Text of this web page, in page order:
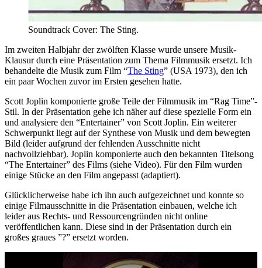
Soundtrack Cover: The Sting.
Im zweiten Halbjahr der zwölften Klasse wurde unsere Musik-
Klausur durch eine Präsentation zum Thema Filmmusik ersetzt. Ich
behandelte die Musik zum Film “The Sting” (USA 1973), den ich
ein paar Wochen zuvor im Ersten gesehen hatte.
Scott Joplin komponierte große Teile der Filmmusik im “Rag Time”-
Stil. In der Präsentation gehe ich näher auf diese spezielle Form ein
und analysiere den “Entertainer” von Scott Joplin. Ein weiterer
Schwerpunkt liegt auf der Synthese von Musik und dem bewegten
Bild (leider aufgrund der fehlenden Ausschnitte nicht
nachvollziehbar). Joplin komponierte auch den bekannten Titelsong
“The Entertainer” des Films (siehe Video). Für den Film wurden
einige Stücke an den Film angepasst (adaptiert).
Glücklicherweise habe ich ihn auch aufgezeichnet und konnte so
einige Filmausschnitte in die Präsentation einbauen, welche ich
leider aus Rechts- und Ressourcengründen nicht online
veröffentlichen kann. Diese sind in der Präsentation durch ein
großes graues ”?” ersetzt worden.
Play